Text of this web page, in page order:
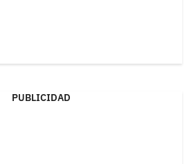
PUBLICIDAD